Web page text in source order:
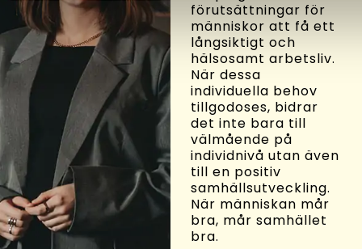
förutsättningar för
människor att få ett
långsiktigt och
hälsosamt arbetsliv.
När dessa
individuella behov
tillgodoses, bidrar
det inte bara till
välmående på
individnivå utan även
till en positiv
samhällsutveckling.
När människan mår
bra, mår samhället
bra.